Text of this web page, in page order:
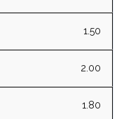
1.50
2.00
1.80